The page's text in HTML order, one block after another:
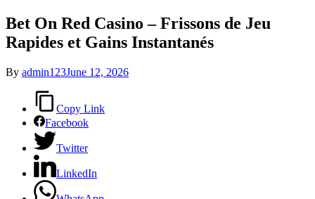
Bet On Red Casino – Frissons de Jeu
Rapides et Gains Instantanés
By admin123June 12, 2026
Copy Link
Facebook
Twitter
LinkedIn